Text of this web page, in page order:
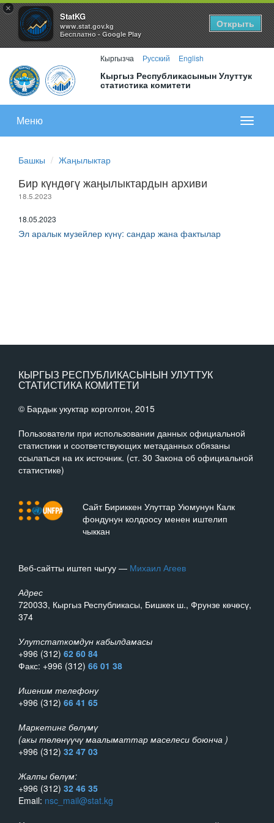
×
StatKG
www.stat.gov.kg
Бесплатно - Google Play
Открыть
Кыргызча Русский English
Кыргыз Республикасынын Улуттук
статистика комитети
меню
Меню
Башкы Жаңылыктар
Бир күндөгү жаңылыктардын архиви
18.5.2023
18.05.2023
Эл аралык музейлер күнү: сандар жана фактылар
КЫРГЫЗ РЕСПУБЛИКАСЫНЫН УЛУТТУК
СТАТИСТИКА КОМИТЕТИ
© Бардык укуктар корголгон, 2015
Пользователи при использовании данных официальной
статистики и соответствующих метаданных обязаны
ссылаться на их источник. (ст. 30 Закона об официальной
статистике)
Сайт Бириккен Улуттар Уюмунун Калк
фондунун колдоосу менен иштелип
чыккан
Веб-сайтты иштеп чыгуу — Михаил Агеев
Адрес
720033, Кыргыз Республикасы, Бишкек ш., Фрунзе көчөсү,
374
Улутстаткомдун кабылдамасы
+996 (312) 62 60 84
Факс: +996 (312) 66 01 38
Ишеним телефону
+996 (312) 66 41 65
Маркетинг бөлүмү
(акы төлөнүүчү маалыматтар маселеси боюнча )
+996 (312) 32 47 03
Жалпы бөлүм:
+996 (312) 32 46 35
Email: nsc_mail@stat.kg